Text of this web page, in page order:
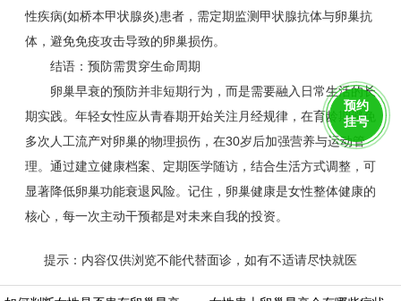
性疾病(如桥本甲状腺炎)患者，需定期监测甲状腺抗体与卵巢抗
体，避免免疫攻击导致的卵巢损伤。
结语：预防需贯穿生命周期
卵巢早衰的预防并非短期行为，而是需要融入日常生活的长
期实践。年轻女性应从青春期开始关注月经规律，在育龄期避免
多次人工流产对卵巢的物理损伤，在30岁后加强营养与运动管
理。通过建立健康档案、定期医学随访，结合生活方式调整，可
显著降低卵巢功能衰退风险。记住，卵巢健康是女性整体健康的
核心，每一次主动干预都是对未来自我的投资。
提示：内容仅供浏览不能代替面诊，如有不适请尽快就医
预约
挂号